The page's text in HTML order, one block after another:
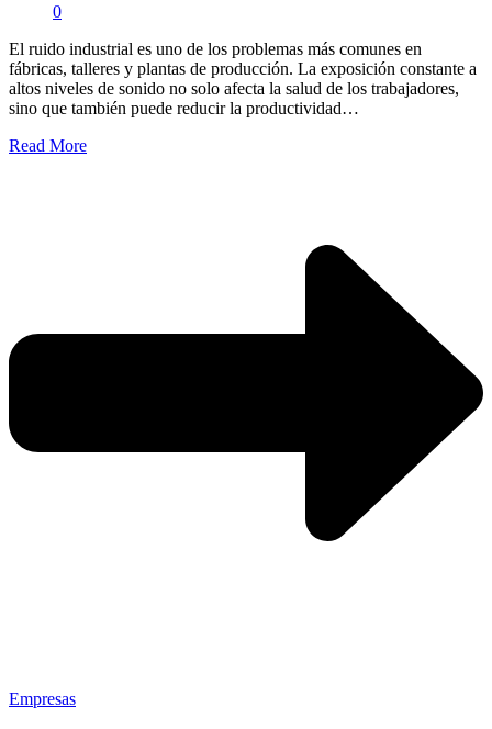
0
El ruido industrial es uno de los problemas más comunes en
fábricas, talleres y plantas de producción. La exposición constante a
altos niveles de sonido no solo afecta la salud de los trabajadores,
sino que también puede reducir la productividad…
Read More
Categories
Empresas